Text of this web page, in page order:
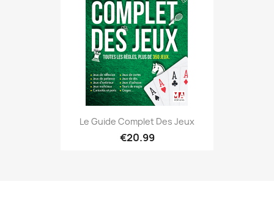
Le Guide Complet Des Jeux
€20.99